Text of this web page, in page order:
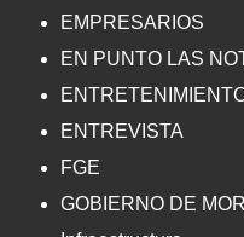
EMPRESARIOS
EN PUNTO LAS
ENTREVISTA
FGE
GOBIERNO DE